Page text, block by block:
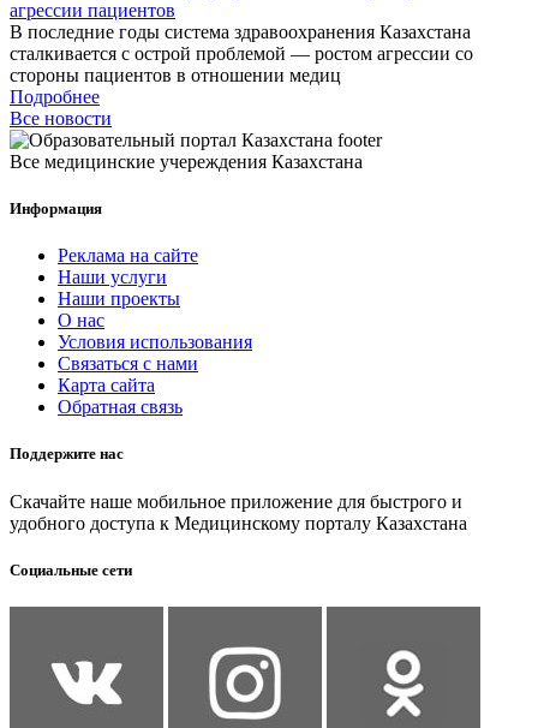
агрессии пациентов
В последние годы система здравоохранения Казахстана
сталкивается с острой проблемой — ростом агрессии со
стороны пациентов в отношении медиц
Подробнее
Все новости
Все медицинские учереждения Казахстана
Информация
Реклама на сайте
Наши услуги
Наши проекты
О нас
Условия использования
Связаться с нами
Карта сайта
Обратная связь
Поддержите нас
Скачайте наше мобильное приложение для быстрого и
удобного доступа к Медицинскому порталу Казахстана
Социальные сети